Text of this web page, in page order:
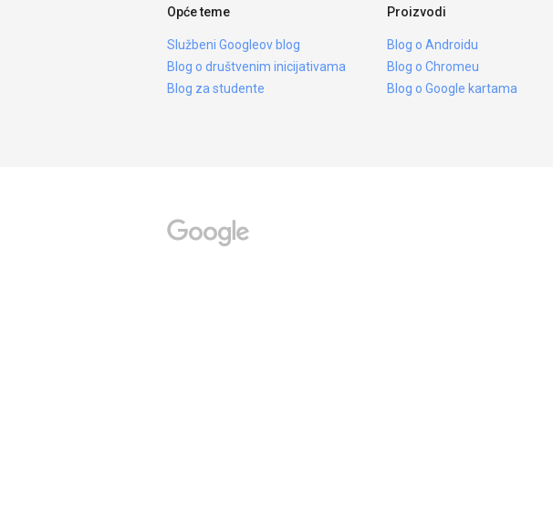
Opće teme
Službeni Googleov blog
Blog o društvenim inicijativama
Blog za studente
Proizvodi
Blog o Androidu
Blog o Chromeu
Blog o Google kartama